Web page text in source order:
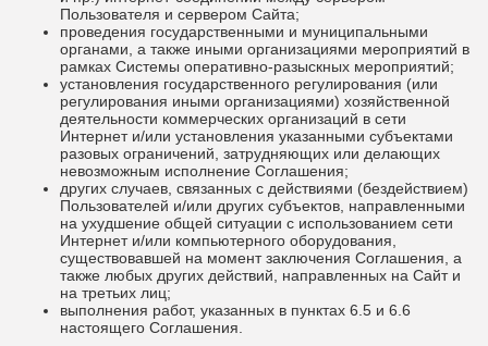
Пользователя и сервером Сайта;
проведения государственными и муниципальными
органами, а также иными организациями мероприятий в
рамках Системы оперативно-разыскных мероприятий;
установления государственного регулирования (или
регулирования иными организациями) хозяйственной
деятельности коммерческих организаций в сети
Интернет и/или установления указанными субъектами
разовых ограничений, затрудняющих или делающих
невозможным исполнение Соглашения;
других случаев, связанных с действиями (бездействием)
Пользователей и/или других субъектов, направленными
на ухудшение общей ситуации с использованием сети
Интернет и/или компьютерного оборудования,
существовавшей на момент заключения Соглашения, а
также любых других действий, направленных на Сайт и
на третьих лиц;
выполнения работ, указанных в пунктах 6.5 и 6.6
настоящего Соглашения.